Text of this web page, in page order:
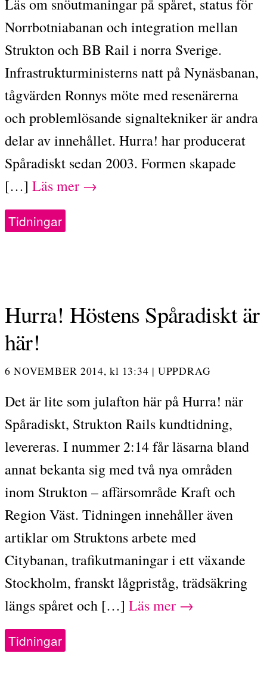
Läs om snöutmaningar på spåret, status för
Norrbotniabanan och integration mellan
Strukton och BB Rail i norra Sverige.
Infrastrukturministerns natt på Nynäsbanan,
tågvärden Ronnys möte med resenärerna
och problemlösande signaltekniker är andra
delar av innehållet. Hurra! har producerat
Spåradiskt sedan 2003. Formen skapade
[…] Läs mer →
Tidningar
Hurra! Höstens Spåradiskt är
här!
6 NOVEMBER 2014, kl 13:34 | UPPDRAG
Det är lite som julafton här på Hurra! när
Spåradiskt, Strukton Rails kundtidning,
levereras. I nummer 2:14 får läsarna bland
annat bekanta sig med två nya områden
inom Strukton – affärsområde Kraft och
Region Väst. Tidningen innehåller även
artiklar om Struktons arbete med
Citybanan, trafikutmaningar i ett växande
Stockholm, franskt lågpriståg, trädsäkring
längs spåret och […] Läs mer →
Tidningar